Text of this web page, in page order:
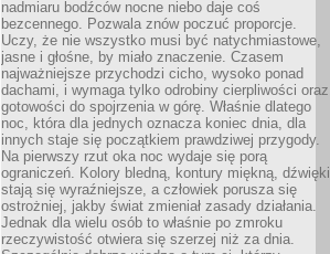
nadmiaru bodźców nocne niebo daje coś
bezcennego. Pozwala znów poczuć proporcje.
Uczy, że nie wszystko musi być natychmiastowe,
jasne i głośne, by miało znaczenie. Czasem
najważniejsze przychodzi cicho, wysoko ponad
dachami, i wymaga tylko odrobiny cierpliwości oraz
gotowości do spojrzenia w górę. Właśnie dlatego
noc, która dla jednych oznacza koniec dnia, dla
innych staje się początkiem prawdziwej przygody.
Na pierwszy rzut oka noc wydaje się porą
ograniczeń. Kolory bledną, kontury miękną, dźwięki
stają się wyraźniejsze, a człowiek porusza się
ostrożniej, jakby świat zmieniał zasady działania.
Jednak dla wielu osób to właśnie po zmroku
rzeczywistość otwiera się szerzej niż za dnia.